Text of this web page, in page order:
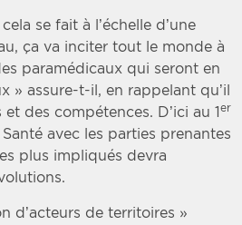
se fait à l’échelle d’une
ça va inciter tout le monde à
paramédicaux qui seront en
» assure-t-il, en rappelant qu’il
des compétences. D’ici au 1 er
avec les parties prenantes
plus impliqués devra
d’acteurs de territoires »